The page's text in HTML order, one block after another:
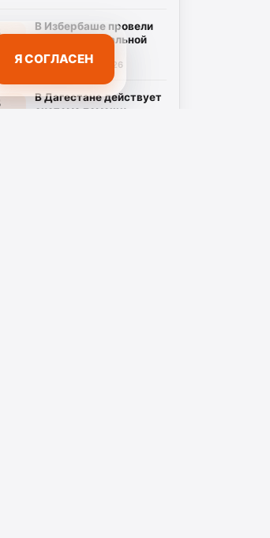
В Избербаше провели
рейд по нелегальной
занятости
Новости•07.08.2026
В Дагестане действует
система помощи
Я СОГЛАСЕН